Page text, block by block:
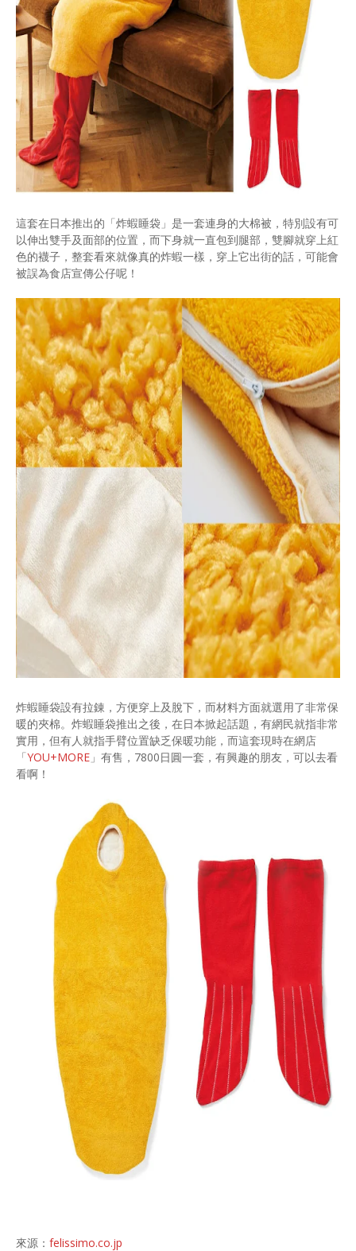
這套在日本推出的「炸蝦睡袋」是一套連身的大棉被，特別設有可
以伸出雙手及面部的位置，而下身就一直包到腿部，雙腳就穿上紅
色的襪子，整套看來就像真的炸蝦一樣，穿上它出街的話，可能會
被誤為食店宣傳公仔呢！
炸蝦睡袋設有拉錬，方便穿上及脫下，而材料方面就選用了非常保
暖的夾棉。炸蝦睡袋推出之後，在日本掀起話題，有網民就指非常
實用，但有人就指手臂位置缺乏保暖功能，而這套現時在網店
「YOU+MORE 」有售，7800日圓一套，有興趣的朋友，可以去看
看啊！
來源： felissimo.co.jp